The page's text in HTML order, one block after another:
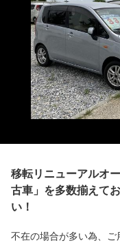
移転リニューアルオ
古車」を多数揃えて
い！
不在の場合が多い為、ご